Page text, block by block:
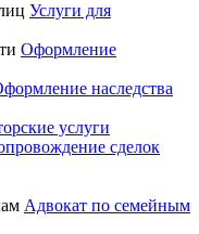
Услуги для
Оформление
наследства
услуги
сделок
Адвокат по семейным